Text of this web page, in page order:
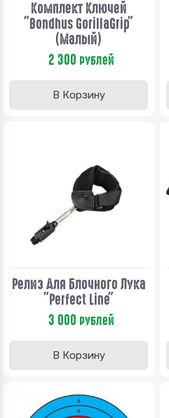
Комплект Ключей
"Bondhus GorillaGrip"
(малый)
2 300 рублей
В Корзину
Релиз Для Блочного Лука
"Perfect Line"
3 000 рублей
В Корзину